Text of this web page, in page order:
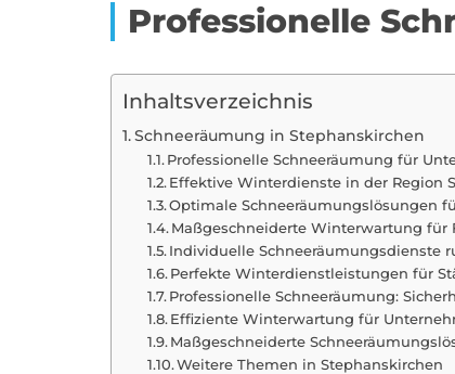
Professionelle
Inhaltsverzeichnis
Schneeräumung in Stephanskirchen
Professionelle Schneeräumung für
Effektive Winterdienste in der Region
Optimale Schneeräumungslösungen
Maßgeschneiderte Winterwartung für
Individuelle Schneeräumungsdienste
Perfekte Winterdienstleistungen für
Professionelle Schneeräumung:
Effiziente Winterwartung für
Maßgeschneiderte
Weitere Themen in Stephanskirchen